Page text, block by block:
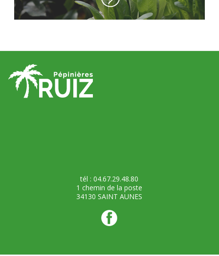
tél : 04.67.29.48.80
1 chemin de la poste
34130 SAINT AUNES